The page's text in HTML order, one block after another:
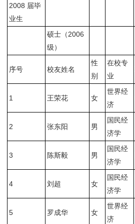
2008 届毕
业生
硕士（2006
级）
序号 校友姓名
性
别
在校专
业
1 王荣花 女
世界经
济
2 张东阳 男
国民经
济学
3 陈斯毅 男
国民经
济学
4 刘超 女
国民经
济学
5 罗成华 女
世界经
济